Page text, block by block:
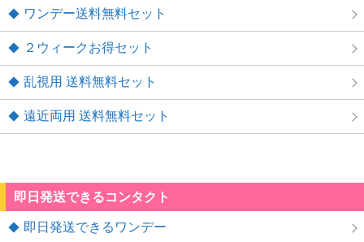
ワンデー送料無料セット
２ウィークお得セット
乱視用 送料無料セット
遠近両用 送料無料セット
即日発送できるコンタクト
即日発送できるワンデー